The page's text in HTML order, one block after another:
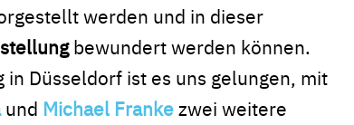
werden und in dieser
bewundert werden können.
in Düsseldorf ist es uns gelungen, mit
und Michael Frankezwei weitere